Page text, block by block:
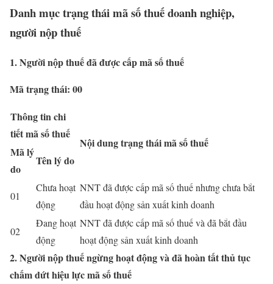
Danh mục trạng thái mã số thuế doanh nghiệp,
người nộp thuế
1. Người nộp thuế đã được cấp mã số thuế
Mã trạng thái: 00
Thông tin chi
tiết mã số thuế
Nội dung trạng thái mã số thuế
Mã lý
do
Tên lý do
01
Chưa hoạt
động
NNT đã được cấp mã số thuế nhưng chưa bắt
đầu hoạt động sản xuất kinh doanh
02
Đang hoạt
động
NNT đã được cấp mã số thuế và đã bắt đầu
hoạt động sản xuất kinh doanh
2. Người nộp thuế ngừng hoạt động và đã hoàn tất thủ tục
chấm dứt hiệu lực mã số thuế